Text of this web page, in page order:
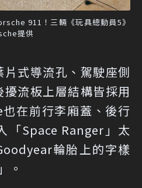
911！三輛《玩具總動員5》
提供
式導流孔、駕駛座側
流板上層結構皆採用
在前行李廂蓋、後行
「Space Ranger」太
輪胎上的字樣
。